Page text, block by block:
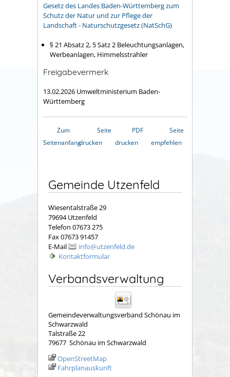
Gesetz des Landes Baden-Württemberg zum
Schutz der Natur und zur Pflege der
Landschaft - Naturschutzgesetz (NatSchG)
§ 21 Absatz 2, 5 Satz 2 Beleuchtungsanlagen,
Werbeanlagen, Himmelsstrahler
Freigabevermerk
13.02.2026 Umweltministerium Baden-
Württemberg
Zum
Seitenanfang
Seite
drucken
PDF
drucken
Seite
empfehlen
Gemeinde Utzenfeld
Wiesentalstraße 29
79694 Utzenfeld
Telefon 07673 275
Fax 07673 91457
E-Mail
info@utzenfeld.de
Kontaktformular
Verbandsverwaltung
Gemeindeverwaltungsverband Schönau im
Schwarzwald
Talstraße 22
79677 Schönau im Schwarzwald
OpenStreetMap
Fahrplanauskunft